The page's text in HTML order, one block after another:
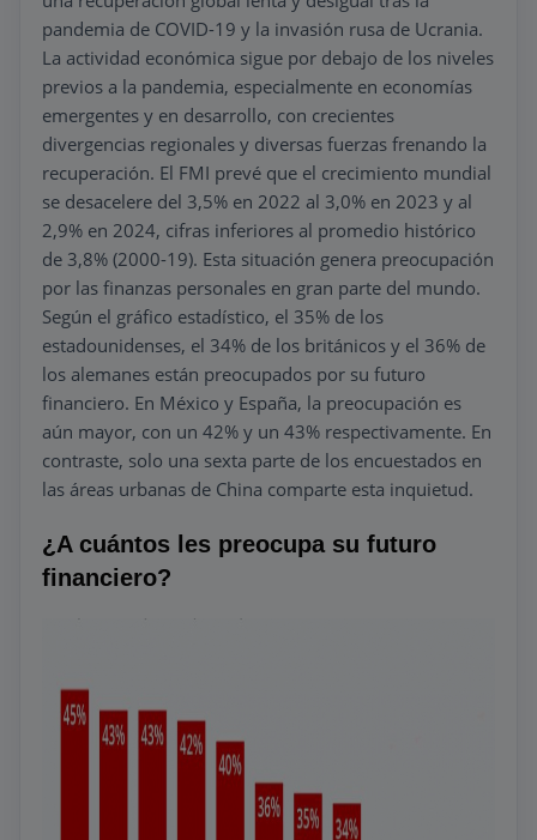
pandemia de COVID-19 y la invasión rusa de Ucrania.
La actividad económica sigue por debajo de los niveles
previos a la pandemia, especialmente en economías
emergentes y en desarrollo, con crecientes
divergencias regionales y diversas fuerzas frenando la
recuperación. El FMI prevé que el crecimiento mundial
se desacelere del 3,5% en 2022 al 3,0% en 2023 y al
2,9% en 2024, cifras inferiores al promedio histórico
de 3,8% (2000-19). Esta situación genera preocupación
por las finanzas personales en gran parte del mundo.
Según el gráfico estadístico, el 35% de los
estadounidenses, el 34% de los británicos y el 36% de
los alemanes están preocupados por su futuro
financiero. En México y España, la preocupación es
aún mayor, con un 42% y un 43% respectivamente. En
contraste, solo una sexta parte de los encuestados en
las áreas urbanas de China comparte esta inquietud.
¿A cuántos les preocupa su futuro
financiero?